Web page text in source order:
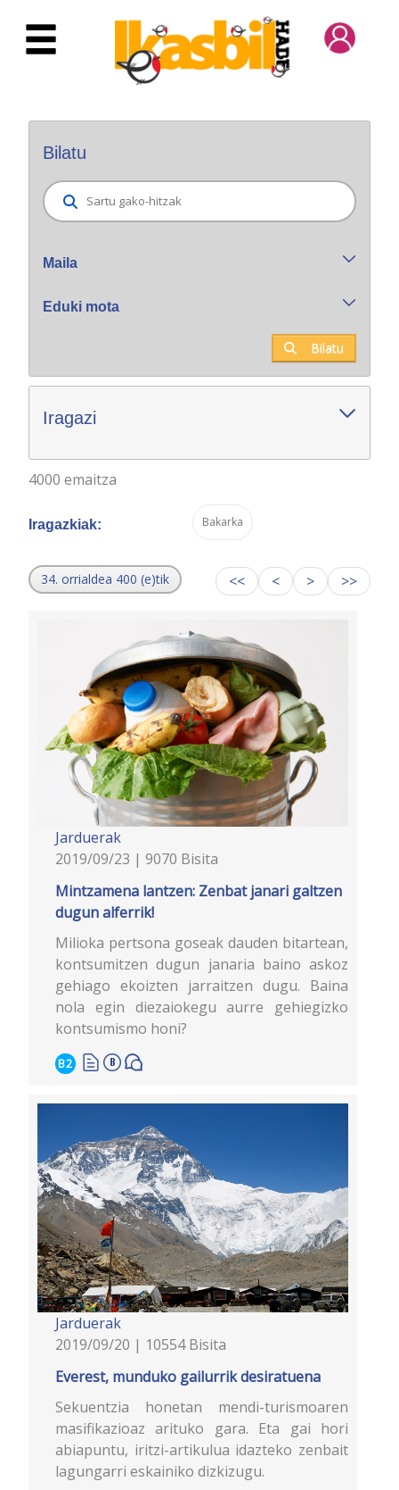
Eduki nagusira joan
Bilatu
Maila
Eduki mota
Bilatu
Iragazi
4000 emaitza
Iragazkiak: Bakarka
34. orrialdea 400 (e)tik << < > >>
Jarduerak
2019/09/23 | 9070 Bisita
Mintzamena lantzen: Zenbat janari galtzen
dugun alferrik!
Milioka pertsona goseak dauden bitartean,
kontsumitzen dugun janaria baino askoz
gehiago ekoizten jarraitzen dugu. Baina
nola egin diezaiokegu aurre gehiegizko
kontsumismo honi?
B2
Jarduerak
2019/09/20 | 10554 Bisita
Everest, munduko gailurrik desiratuena
Sekuentzia honetan mendi-turismoaren
masifikazioaz arituko gara. Eta gai hori
abiapuntu, iritzi-artikulua idazteko zenbait
lagungarri eskainiko dizkizugu.